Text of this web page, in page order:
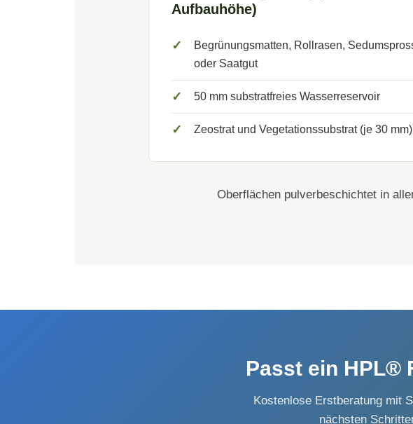
Aufbauhöhe)
✓
Begrünungsmatten, Rollrasen,
oder Saatgut
✓ 50 mm substratfreies Wasserreservoir
✓ Zeostrat und Vegetationssubstrat (je 30 mm)
Oberflächen pulverbeschichtet in
Passt ein HPL®
Kostenlose Erstberatung mit
nächsten